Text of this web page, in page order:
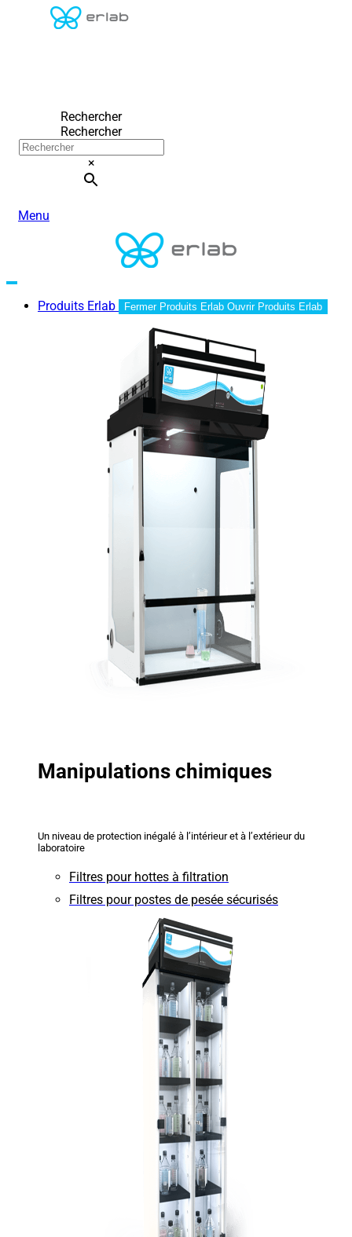
Rechercher
Rechercher
×
Menu
Produits Erlab Fermer Produits Erlab Ouvrir Produits Erlab
Manipulations chimiques
Un niveau de protection inégalé à l’intérieur et à l’extérieur du
laboratoire
Filtres pour hottes à filtration
Filtres pour postes de pesée sécurisés